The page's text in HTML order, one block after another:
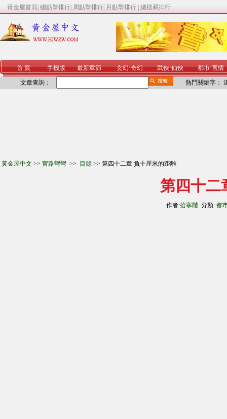
黃金屋首頁 總點擊排行 周點擊排行 月點擊排行 總搜藏排行
首 頁 手機版 最新章節 玄幻·奇幻 武俠·仙俠 都市·言情
文章查詢： 熱門關鍵字：
黃金屋中文 >> 官路彎彎 >> 目錄 >> 第四十二章 負十厘米的距離
第四十二
作者:拾寒階 分類: 都